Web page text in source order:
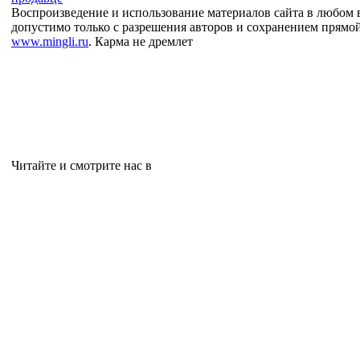
Воспроизведение и использование материалов сайта в любом
допустимо только с разрешения авторов и сохранением
www.mingli.ru. Карма не дремлет
Читайте и смотрите нас в